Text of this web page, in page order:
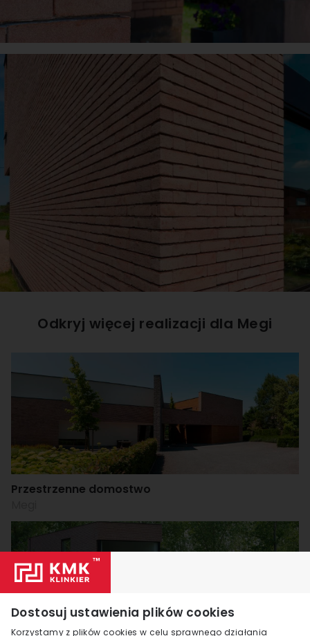
Odkryj więcej realizacji dla Megi
Przestrzenne domostwo
Dostosuj ustawienia plików cookies
Korzystamy z plików cookies w celu sprawnego działania